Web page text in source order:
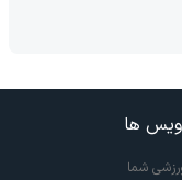
ها
شما